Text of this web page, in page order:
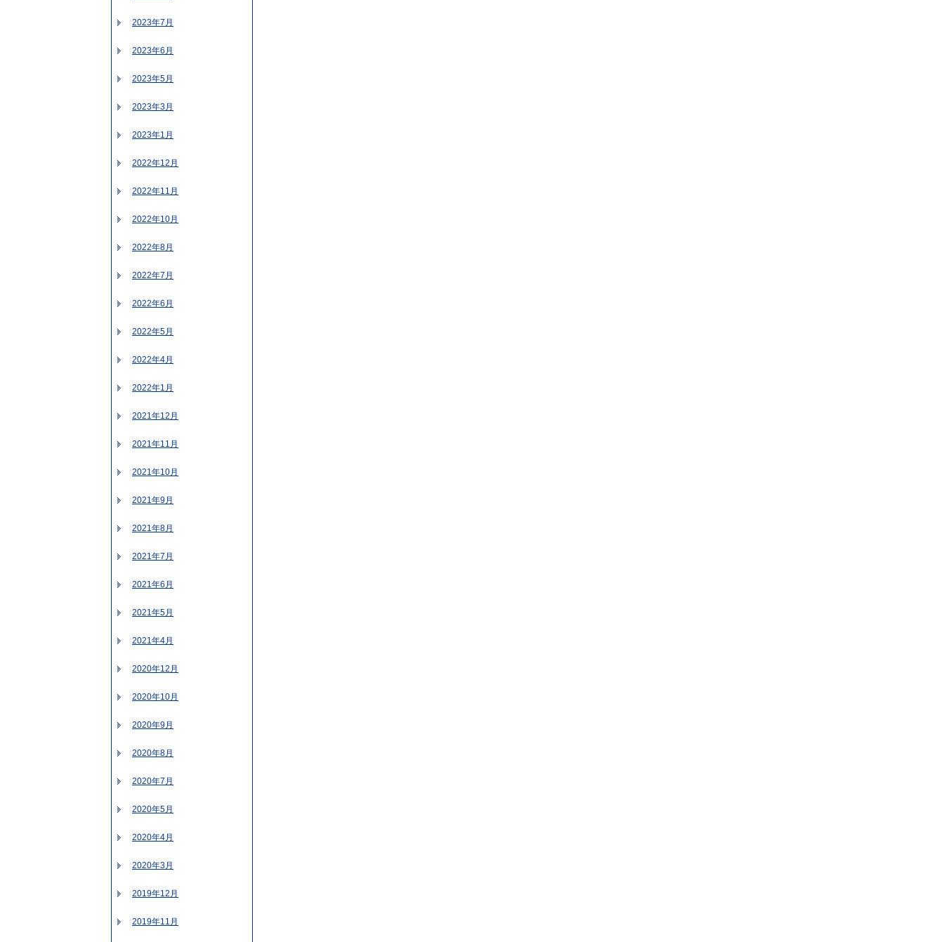
2023年7月
2023年6月
2023年5月
2023年3月
2023年1月
2022年12月
2022年11月
2022年10月
2022年8月
2022年7月
2022年6月
2022年5月
2022年4月
2022年1月
2021年12月
2021年11月
2021年10月
2021年9月
2021年8月
2021年7月
2021年6月
2021年5月
2021年4月
2020年12月
2020年10月
2020年9月
2020年8月
2020年7月
2020年5月
2020年4月
2020年3月
2019年12月
2019年11月